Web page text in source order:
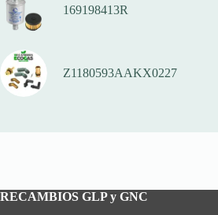
169198413R
Z1180593AAKX0227
RECAMBIOS GLP y GNC